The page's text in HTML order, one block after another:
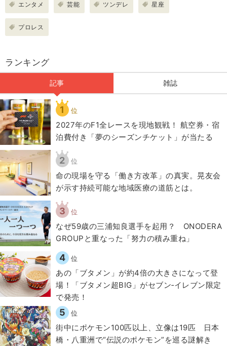
エンタメ 芸能 ツンデレ 星座
プロレス
ランキング
記事 雑誌
1 位
2027年のF1全レースを現地観戦！ 航空券・宿
泊費付き「夢のシーズンチケット」が当たる
2 位
​命の現場を守る「働き方改革」の真実。晃友会
が示す持続可能な地域医療の道筋とは。
3 位
なぜ59歳の三浦知良選手を起用？ ONODERA
GROUPと重なった「努力の積み重ね」
4 位
あの「ブタメン」が約4倍の大きさになって登
場！「ブタメン超BIG」がセブン‐イレブン限定
で発売！
5 位
街中にポケモン100匹以上、立像は19匹 日本
橋・八重洲で“伝説のポケモン”を巡る謎解き